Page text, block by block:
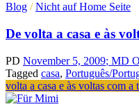
Blog /Nicht auf Home Seite
De volta a casa e às
PD November 5, 2009; MD
Tagged casa, Português/
volta a casa e às voltas com a